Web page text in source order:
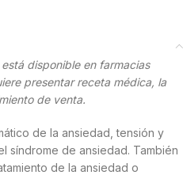
está disponible en farmacias
presentar receta médica, la
de venta.
de la ansiedad, tensión y
síndrome de ansiedad. También
de la ansiedad o